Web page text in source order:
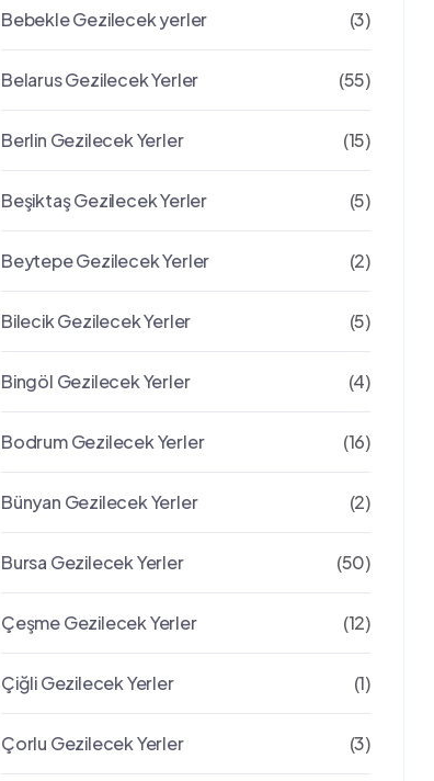
Bebekle Gezilecek yerler (3)
Belarus Gezilecek Yerler (55)
Berlin Gezilecek Yerler (15)
Beşiktaş Gezilecek Yerler (5)
Beytepe Gezilecek Yerler (2)
Bilecik Gezilecek Yerler (5)
Bingöl Gezilecek Yerler (4)
Bodrum Gezilecek Yerler (16)
Bünyan Gezilecek Yerler (2)
Bursa Gezilecek Yerler (50)
Çeşme Gezilecek Yerler (12)
Çiğli Gezilecek Yerler (1)
Çorlu Gezilecek Yerler (3)